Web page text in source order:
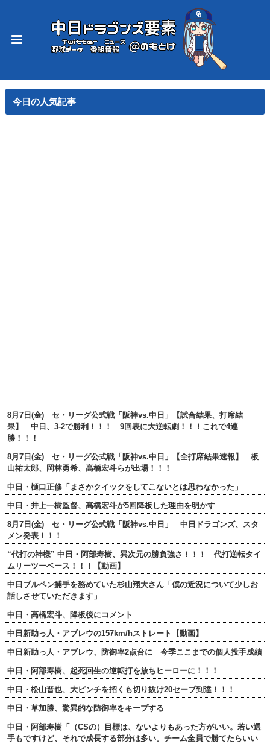
今日の人気記事
8月7日(金) セ・リーグ公式戦「阪神vs.中日」【試合結果、打席結
果】 中日、3-2で勝利！！！ 9回表に大逆転劇！！！これで4連
勝！！！
8月7日(金) セ・リーグ公式戦「阪神vs.中日」【全打席結果速報】 板
山祐太郎、岡林勇希、高橋宏斗らが出場！！！
中日・樋口正修「まさかクイックをしてこないとは思わなかった」
中日・井上一樹監督、高橋宏斗が5回降板した理由を明かす
8月7日(金) セ・リーグ公式戦「阪神vs.中日」 中日ドラゴンズ、スタ
メン発表！！！
“代打の神様” 中日・阿部寿樹、異次元の勝負強さ！！！ 代打逆転タイ
ムリーツーベース！！！【動画】
中日ブルペン捕手を務めていた杉山翔大さん「僕の近況について少しお
話しさせていただきます」
中日・高橋宏斗、降板後にコメント
中日新助っ人・アブレウの157km/hストレート【動画】
中日新助っ人・アブレウ、防御率2点台に 今季ここまでの個人投手成績
中日・阿部寿樹、起死回生の逆転打を放ちヒーローに！！！
中日・松山晋也、大ピンチを招くも切り抜け20セーブ到達！！！
中日・草加勝、驚異的な防御率をキープする
中日・阿部寿樹「（CSの）目標は、ないよりもあった方がいい。若い選
手もですけど、それで成長する部分は多い。チーム全員で勝てたらいい